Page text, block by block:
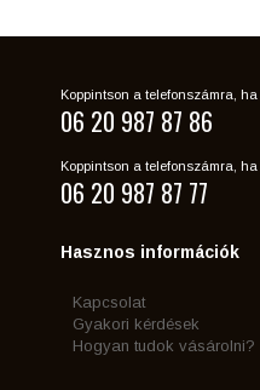
Koppintson a telefonszámra,
06 20 987 87 86
Koppintson a telefonszámra,
06 20 987 87 77
Hasznos információk
Kapcsolat
Gyakori kérdések
Hogyan tudok vásárolni?